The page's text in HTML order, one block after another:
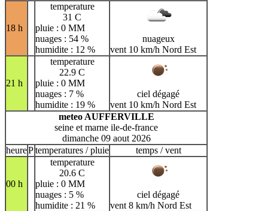
18 h
temperature
31 C
pluie : 0 MM
nuages : 54 %
humidite : 12 %
nuageux
vent 10 km/h Nord Est
21 h
temperature
22.9 C
pluie : 0 MM
nuages : 7 %
humidite : 19 %
ciel dégagé
vent 10 km/h Nord Est
meteo AUFFERVILLE
seine et marne ile-de-france
dimanche 09 aout 2026
heurePtemperatures / pluie temps / vent
00 h
temperature
20.6 C
pluie : 0 MM
nuages : 5 %
humidite : 21 %
ciel dégagé
vent 8 km/h Nord Est